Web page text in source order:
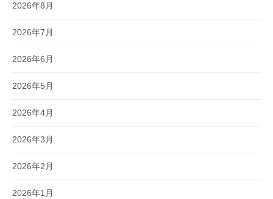
2026年8月
2026年7月
2026年6月
2026年5月
2026年4月
2026年3月
2026年2月
2026年1月